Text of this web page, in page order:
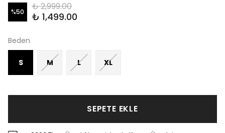
%50 ₺ 2,999.00
₺ 1,499.00
Beden
S M L XL
SEPETE EKLE